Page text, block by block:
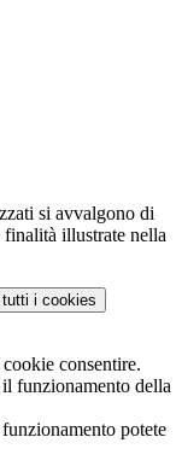
si avvalgono di
illustrate nella
i cookies
consentire.
funzionamento della
potete